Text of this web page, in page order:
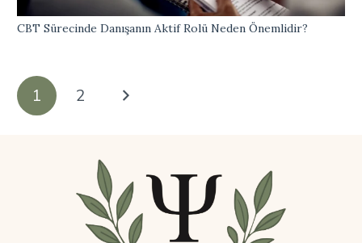
CBT Sürecinde Danışanın Aktif Rolü Neden Önemlidir?
1 2